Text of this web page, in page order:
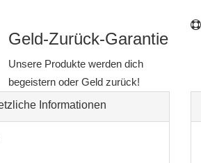
Geld-Zurück-Garantie
Unsere Produkte werden dich
begeistern oder Geld zurück!
Informationen